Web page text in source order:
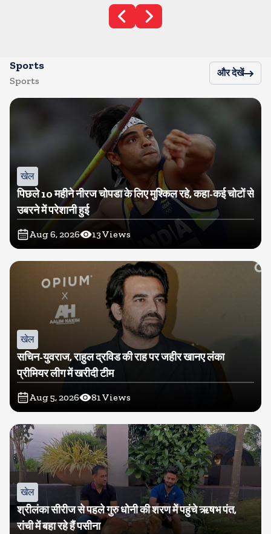
Sports
Sports
और देखें
खेल
पिछले 10 महीने नीरज चोपडा के लिए मुश्किल रहे, कहा-कई चोटों से
उबरने में परेशानी हुई
Aug 6, 2026 13Views
खेल
सचिन-युवराज, राहुल द्रविड की राह पर जहीर खानए लंका
प्रीमियर लीग में खरीदी टीम
Aug 5, 2026 81Views
खेल
श्रीलंका सीरीज से पहले गुरु धोनी की शरण में पहुंचे ऋषभ पंत,
रांची में बहा रहे हैं पसीना